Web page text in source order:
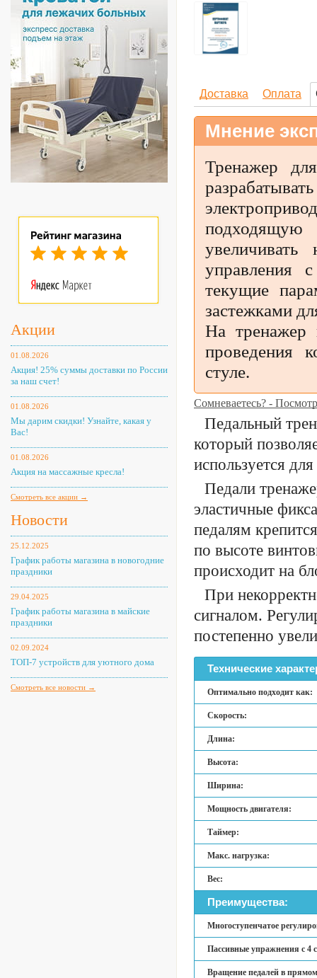
Акции
01.08.2026
Акция! 25% суммы доставки по России
за наш счет!
01.08.2026
Мы дарим скидки! Узнайте, какая у
Вас!
01.08.2026
Акция на массажные кресла!
Смотреть все акции →
Новости
25.12.2025
График работы магазина в новогодние
праздники
29.04.2025
График работы магазина в майские
праздники
02.09.2024
ТОП-7 устройств для уютного дома
Смотреть все новости →
Доставка Оплата
Мнение
Тренажер
подходящую
увеличивать
управления
текущие
застежками
На тренажер
проведения
стуле.
Сомневаетесь? -
Педальный
который
используется
Педали
эластичные
педалям
по высоте
происходит на
При
сигналом.
постепенно
Технические
Оптимально подходит как:
Скорость:
Длина:
Высота:
Ширина:
Мощность двигателя:
Таймер:
Макс. нагрузка:
Вес:
Преимущества:
Многоступенчатое
Пассивные упражнения с 4
Вращение педалей в